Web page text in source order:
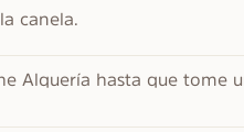
canela.
Alquería hasta que tome